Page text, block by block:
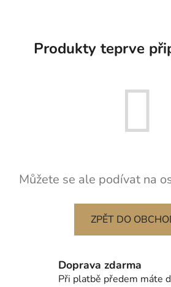
Produkty teprve
Můžete se ale podívat na
ZPĚT DO
Doprava zdarma
Při platbě předem máte